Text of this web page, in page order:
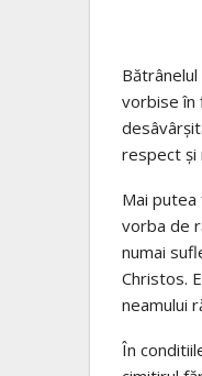
vorbise în
respect și
Mai
vorba de
numai
Christos.
neamului
În